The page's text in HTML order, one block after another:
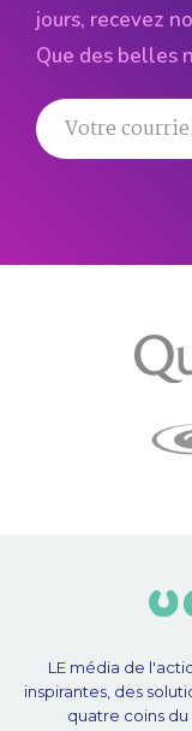
jours, recevez
Que des belles
LE média de
inspirantes, des
quatre coins